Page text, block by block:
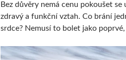
Bez důvěry nemá cenu pokoušet
zdravý a funkční vztah. Co brání
srdce? Nemusí to bolet jako